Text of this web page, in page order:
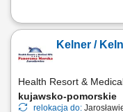
Zakres obowiązków:
zmywanie naczyń;
Kelner /
Health Resort &
kujawsko-pomorskie
relokacja do: